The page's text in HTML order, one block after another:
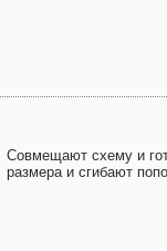
Совмещают схему и
размера и сгибают